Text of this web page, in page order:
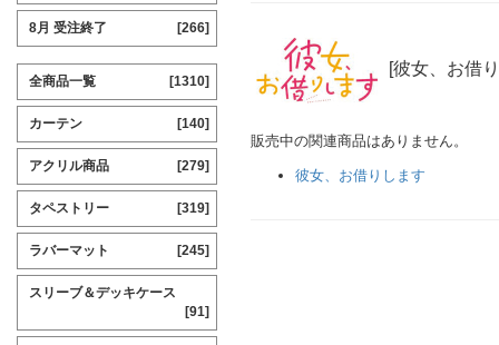
[彼女、お借
販売中の関連商品はありません。
彼女、お借りします
8月 受注終了 [266]
全商品一覧 [1310]
カーテン [140]
アクリル商品 [279]
タペストリー [319]
ラバーマット [245]
スリーブ＆デッキケース
[91]